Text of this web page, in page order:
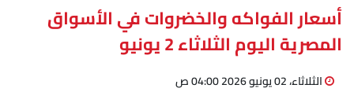
أسعار الفواكه والخضروات في الأسواق
المصرية اليوم الثلاثاء 2 يونيو
الثلاثاء، 02 يونيو 2026 04:00 ص